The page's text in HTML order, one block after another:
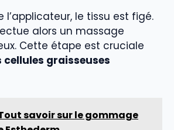
l’applicateur, le tissu est figé.
alors un massage
Cette étape est cruciale
cellules graisseuses
savoir sur le gommage